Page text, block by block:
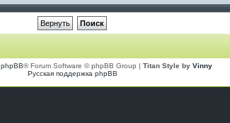
phpBB® Forum Software © phpBB Group | Titan Style by Vinny
Русская поддержка phpBB